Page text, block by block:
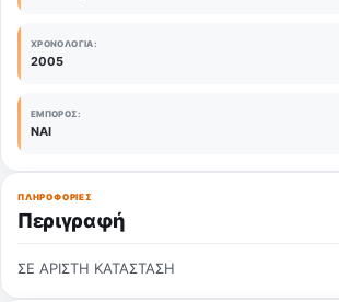
ΧΡΟΝΟΛΟΓΊΑ:
2005
ΈΜΠΟΡΟΣ:
ΝΑΙ
ΠΛΗΡΟΦΟΡΊΕΣ
Περιγραφή
ΣΕ ΑΡΙΣΤΗ ΚΑΤΑΣΤΑΣΗ